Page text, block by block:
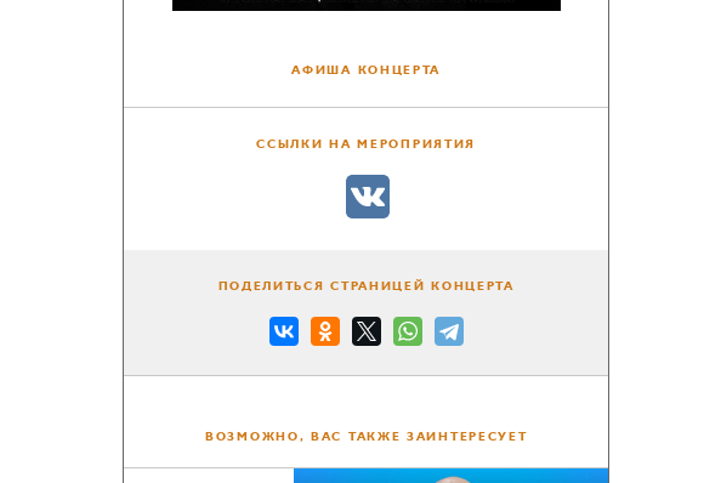
АФИША КОНЦЕРТА
ССЫЛКИ НА МЕРОПРИЯТИЯ
ПОДЕЛИТЬСЯ СТРАНИЦЕЙ КОНЦЕРТА
ВОЗМОЖНО, ВАС ТАКЖЕ ЗАИНТЕРЕСУЕТ